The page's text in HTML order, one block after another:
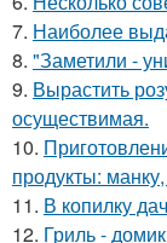
7. Наиболее
8. "Заметили -
9. Вырастить
осуществимая.
10.
продукты:
11. В копилку
12. Гриль -